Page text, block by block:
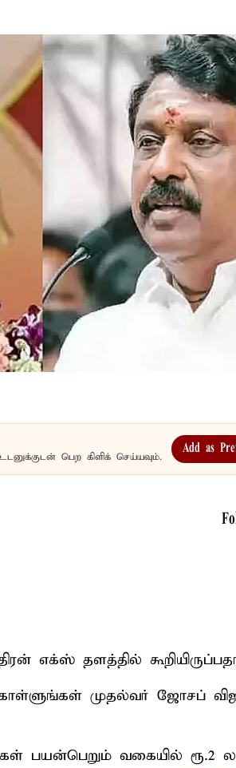
பெற கிளிக் செய்யவும்.
Add as
எக்ஸ் தளத்தில்
கொள்ளுங்கள் முதல்வர் ஜோசப்
பயன்பெறும் வகையில் ரூ.2